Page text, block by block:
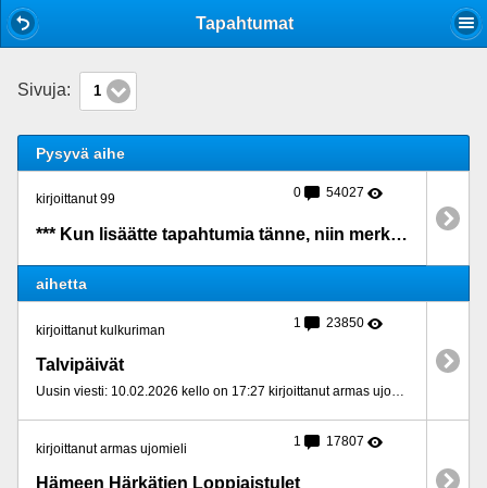
Tapahtumat
Sivuja: 1
Pysyvä aihe
kirjoittanut 99 0 54027
*** Kun lisäätte tapahtumia tänne, niin merkatkaa ne MYÖS kalenteriin ***
aihetta
kirjoittanut kulkuriman 1 23850
Talvipäivät
Uusin viesti: 10.02.2026 kello on 17:27 kirjoittanut armas ujomieli
kirjoittanut armas ujomieli 1 17807
Hämeen Härkätien Loppiaistulet